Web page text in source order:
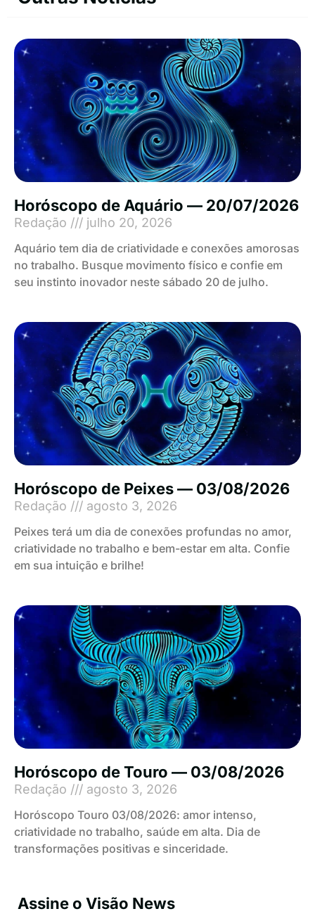
Horóscopo de Aquário — 20/07/2026
Redação julho 20, 2026
Aquário tem dia de criatividade e conexões amorosas
no trabalho. Busque movimento físico e confie em
seu instinto inovador neste sábado 20 de julho.
Horóscopo de Peixes — 03/08/2026
Redação agosto 3, 2026
Peixes terá um dia de conexões profundas no amor,
criatividade no trabalho e bem-estar em alta. Confie
em sua intuição e brilhe!
Horóscopo de Touro — 03/08/2026
Redação agosto 3, 2026
Horóscopo Touro 03/08/2026: amor intenso,
criatividade no trabalho, saúde em alta. Dia de
transformações positivas e sinceridade.
Assine o Visão News